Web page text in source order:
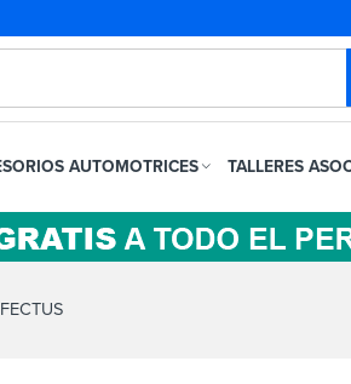
AUTOMOTRICES TALLERES